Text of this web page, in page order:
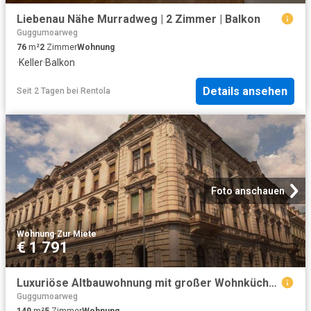
Liebenau Nähe Murradweg | 2 Zimmer | Balkon
Guggumoarweg
76 m²2 ZimmerWohnung
·Keller·Balkon
Seit 2 Tagen bei Rentola Details ansehen
Foto anschauen
Wohnung·Zur Miete
€ 1 791
Luxuriöse Altbauwohnung mit großer Wohnküche, möbliertem Schrankraum & sonnigem Eckbalkon im Kremplhof Leoben Josefee
Guggumoarweg